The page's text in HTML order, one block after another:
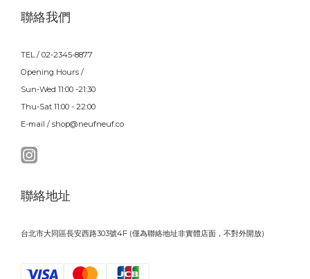
聯絡我們
TEL / 02-2345-8877
Opening Hours /
Sun-Wed 11:00 -21:30
Thu-Sat 11:00 - 22:00
E-mail / shop@neufneuf.co
聯絡地址
台北市大同區長安西路303號4F (僅為聯絡地址非實體店面，不對外開放)